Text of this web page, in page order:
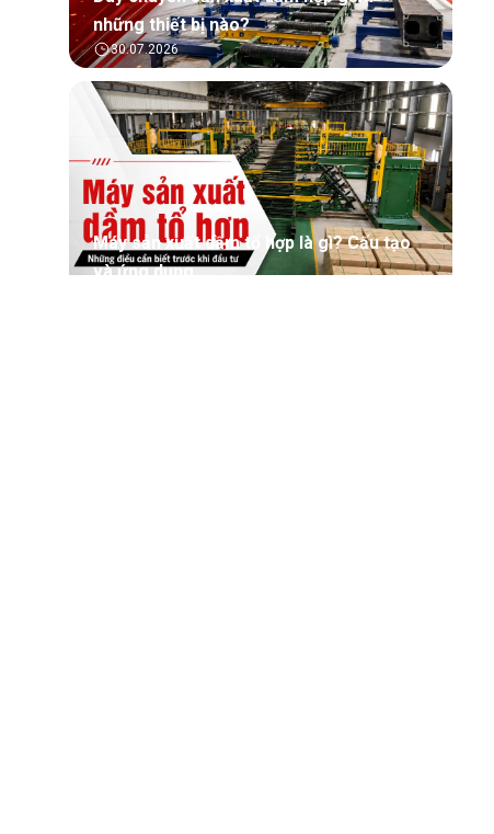
những thiết bị nào?
30.07.2026
Máy sản xuất dầm tổ hợp là gì? Cấu tạo
và ứng dụng